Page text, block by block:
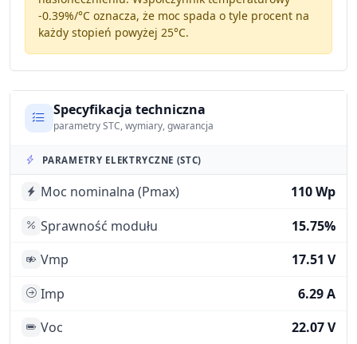
-0.39%/°Coznacza, że moc spada o tyle procent na
każdy stopień powyżej 25°C.
Specyfikacja techniczna
parametry STC, wymiary, gwarancja
PARAMETRY ELEKTRYCZNE (STC)
Moc nominalna (Pmax)
110 Wp
Sprawność modułu
15.75%
Vmp
17.51 V
Imp
6.29 A
Voc
22.07 V